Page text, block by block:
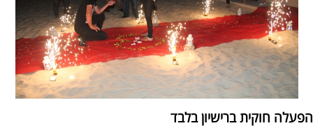
הפעלה חוקית ברישיון בלבד